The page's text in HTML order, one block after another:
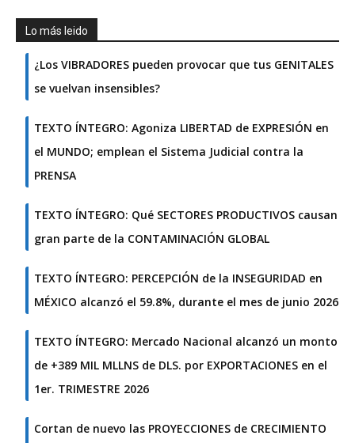
Lo más leido
¿Los VIBRADORES pueden provocar que tus GENITALES
se vuelvan insensibles?
TEXTO ÍNTEGRO: Agoniza LIBERTAD de EXPRESIÓN en
el MUNDO; emplean el Sistema Judicial contra la
PRENSA
TEXTO ÍNTEGRO: Qué SECTORES PRODUCTIVOS causan
gran parte de la CONTAMINACIÓN GLOBAL
TEXTO ÍNTEGRO: PERCEPCIÓN de la INSEGURIDAD en
MÉXICO alcanzó el 59.8%, durante el mes de junio 2026
TEXTO ÍNTEGRO: Mercado Nacional alcanzó un monto
de +389 MIL MLLNS de DLS. por EXPORTACIONES en el
1er. TRIMESTRE 2026
Cortan de nuevo las PROYECCIONES de CRECIMIENTO